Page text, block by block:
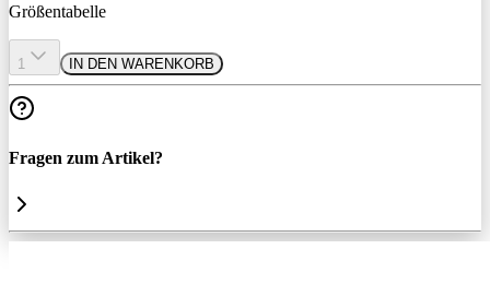
Größentabelle
1 IN DEN WARENKORB
Fragen zum Artikel?